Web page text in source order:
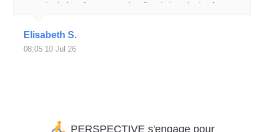
sein de la même entreprise, j'avais besoin de
plus
Elisabeth S.
08:05 10 Jul 26
PERSPECTIVE s'engage pour